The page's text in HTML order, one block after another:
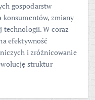
gospodarstw
konsumentów, zmiany
technologii. W coraz
efektywność
i zróżnicowanie
struktur